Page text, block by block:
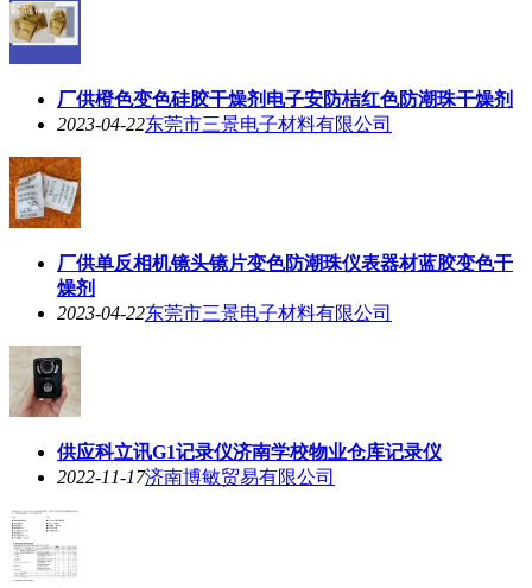
厂供橙色变色硅胶干燥剂电子安防桔红色防潮珠干燥剂
2023-04-22东莞市三景电子材料有限公司
厂供单反相机镜头镜片变色防潮珠仪表器材蓝胶变色干
燥剂
2023-04-22东莞市三景电子材料有限公司
供应科立讯G1记录仪济南学校物业仓库记录仪
2022-11-17济南博敏贸易有限公司